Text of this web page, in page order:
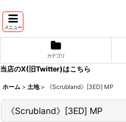
メニュー
カテゴリ
当店のX(旧Twitter)はこちら
ホーム > 土地 > 《Scrubland》[3ED] MP
《Scrubland》[3ED] MP